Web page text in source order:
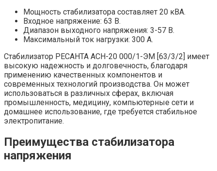
Мощность стабилизатора составляет 20 кВА.
Входное напряжение: 63 В.
Диапазон выходного напряжения: 3-57 В.
Максимальный ток нагрузки: 300 А.
Стабилизатор РЕСАНТА АСН-20 000/1-ЭМ [63/3/2] имеет
высокую надежность и долговечность, благодаря
применению качественных компонентов и
современных технологий производства. Он может
использоваться в различных сферах, включая
промышленность, медицину, компьютерные сети и
домашнее использование, где требуется стабильное
электропитание.
Преимущества стабилизатора
напряжения